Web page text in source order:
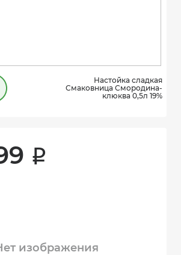
Настойка сладкая
Смаковница Смородина-
клюква 0,5л 19%
i
изображения